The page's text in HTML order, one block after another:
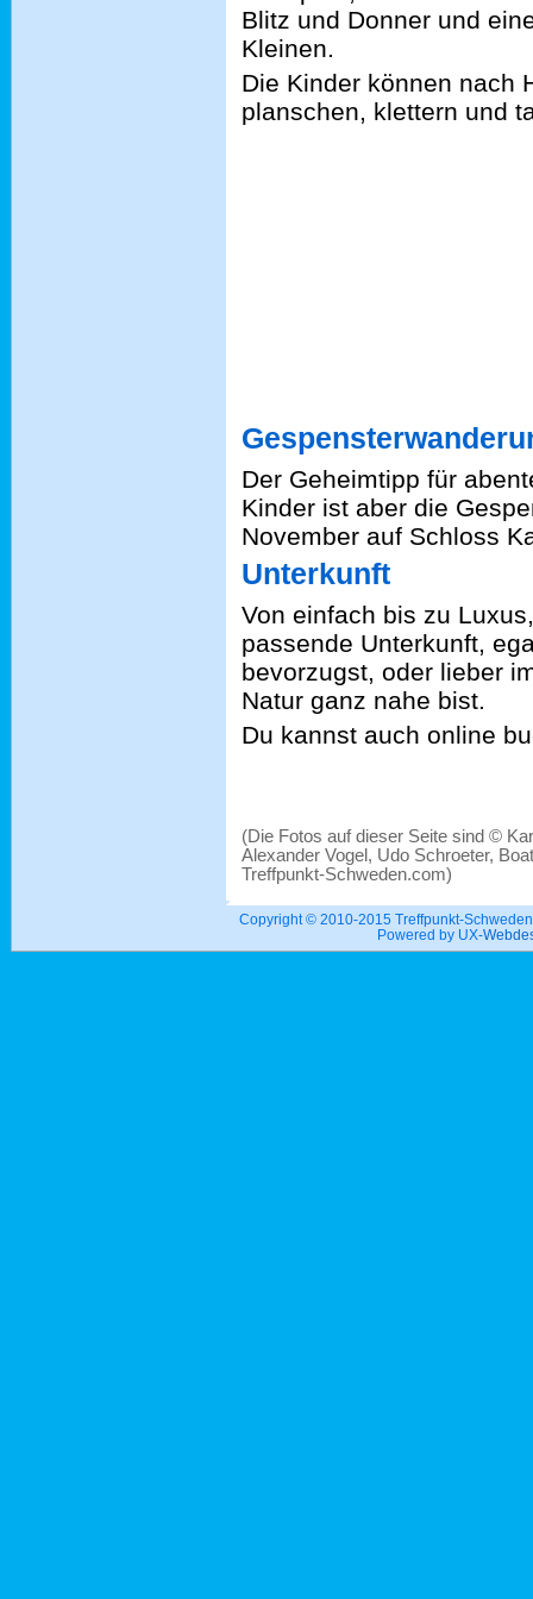
Blitz und Donner und
Kleinen.
Die Kinder können nach
planschen, klettern und
Der Geheimtipp für
Kinder ist aber die
November auf Schloss
Unterkunft
Von einfach bis zu
passende Unterkunft,
bevorzugst, oder lieber
Natur ganz nahe bist.
Du kannst auch online
(Die Fotos auf dieser Seite sind ©
Alexander Vogel, Udo Schroeter,
Treffpunkt-Schweden.com)
Copyright © 2010-2015 Treffpunkt-
Powered by UX-